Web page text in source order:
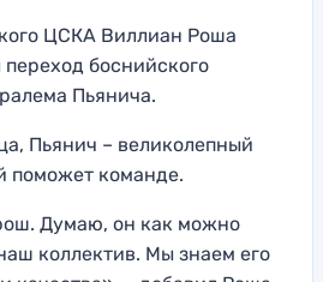
ЦСКА Виллиан Роша
боснийского
Пьянича.
Пьянич – великолепный
поможет команде.
Думаю, он как можно
коллектив. Мы знаем его